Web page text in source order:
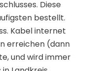
Diese
bestellt.
Kabel internet
erreichen (dann
und wird immer